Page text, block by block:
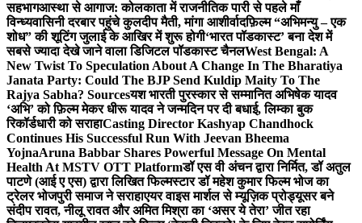
सहभागआस्था से आगाज: कोलकाता में राजनीतिक पारी से पहले माँ
विन्ध्यवासिनी दरबार पहुंचे कुलदीप मैती, मांगा आशीर्वादफ़िल्म “अभिमन्यु – एक
शोध” की शूटिंग जुलाई के आखिर में शुरू होगी‘भारत पॉडकास्ट’ बना देश में
सबसे ज्यादा देखे जाने वाला डिजिटल पॉडकास्ट चैनलWest Bengal: A
New Twist To Speculation About A Change In The Bharatiya
Janata Party: Could The BJP Send Kuldip Maity To The
Rajya Sabha? Sourcesयश भारती पुरस्कार से सम्मानित अभिषेक यादव
‘अभि’ को फ़िल्म मेकर धीरू यादव ने जन्मदिन पर दी बधाई, लिम्का बुक
रिकॉर्डधारी को सराहाCasting Director Kashyap Chandhock
Continues His Successful Run With Jeevan Bheema
YojnaAruna Babbar Shares Powerful Message On Mental
Health At MSTV OTT Platformडॉ एस वी अंचन द्वारा निर्मित, डॉ अतुल
पाटणे (आई ए एस) द्वारा लिखित फिल्मस्टार डॉ महेश कुमार फिल्म भोज का
ट्रेलर भोजपुरी समाज ने सराहाएयर वाइस मार्शल से म्यूज़िक प्रोड्यूसर बने
संदीप रावत, नीलू रावत और अमित मिश्रा का ‘असर ये तेरा’ जीत रहा